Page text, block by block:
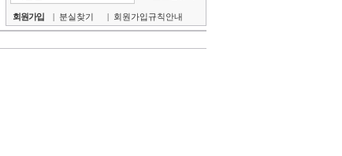
회원가입 | 분실찾기 | 회원가입규칙안내